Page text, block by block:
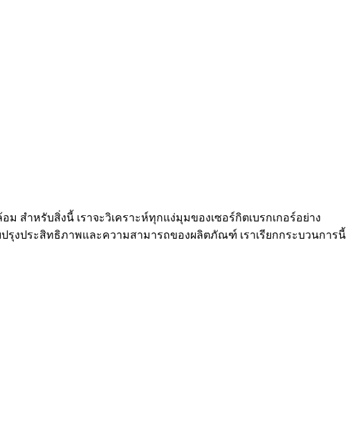
สำหรับสิ่งนี้ เราจะวิเคราะห์ทุกแง่มุมของเซอร์กิตเบรกเกอร์อย่าง
งประสิทธิภาพและความสามารถของผลิตภัณฑ์ เราเรียกกระบวนการนี้